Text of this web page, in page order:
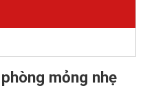
mỏng nhẹ